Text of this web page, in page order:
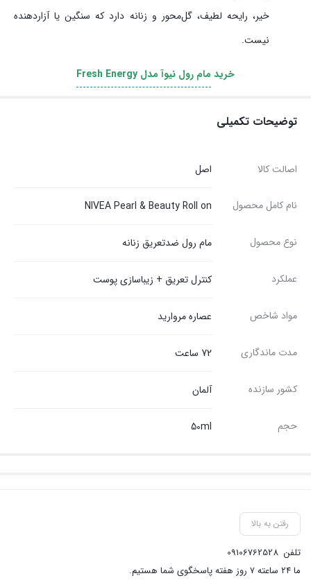
خیر، رایحه لطیف، گل‌محور و زنانه دارد که سنگین یا آزاردهنده
نیست.
خرید مام رول نیوآ مدل Fresh Energy
توضیحات تکمیلی
اصالت کالا اصل
نام کامل محصول NIVEA Pearl & Beauty Roll on
نوع محصول مام رول ضدتعریق زنانه
عملکرد کنترل تعریق + زیباسازی پوست
مواد شاخص عصاره مروارید
مدت ماندگاری 72 ساعت
کشور سازنده آلمان
حجم 50ml
رفتن به بالا
تلفن 09106762528
ما ۲۴ ساعته ۷ روز هفته پاسخگوی شما هستیم.